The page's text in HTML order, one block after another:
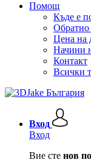
Помощ
Къде е
Цена на
Начини
Контакт
Всички
Вход
Вход
Вие сте нов